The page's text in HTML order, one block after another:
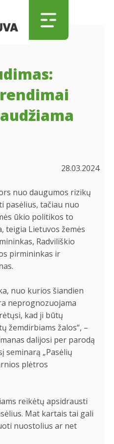
28.03.2024
nuo daugumos rizikų
pasėlius, tačiau nuo
ūkio politikos to
teigia Lietuvos žemės
Radviliškio
pirmininkas ir
nuo kurios šiandien
neprognozuojama
kad ji būtų
žemdirbiams žalos“, –
dalijosi per parodą
seminarą „Pasėlių
plėtros
reikėtų apsidrausti
Mat kartais tai gali
nuostolius ar net